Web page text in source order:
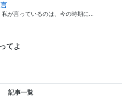
が言っているのは、今の時期に…
てよ
記事一覧